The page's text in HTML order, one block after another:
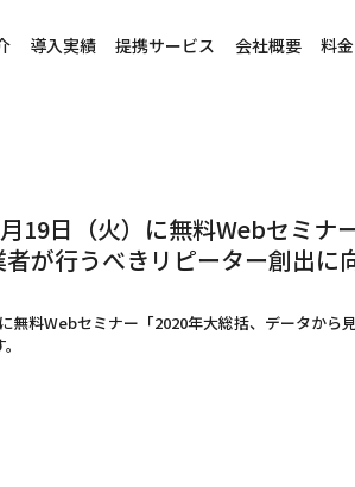
導入実績 提携サービス 会社概要 料
19日（火）に無料Webセミ
が行うべきリピーター創出に
無料Webセミナー「2020年大総括、データか